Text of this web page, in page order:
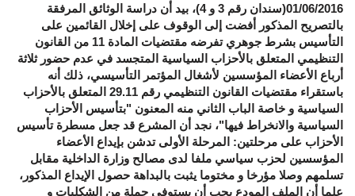
01/06/2016(سندان رقم 3 و 4)، بيد أن دراسة الوثائق المرفقة
بالتصريح المذكور أفضت إلى الوقوف على إخلال القائمين على
التأسيس بشرط جوهري تفرضه مقتضيات المادة 11 من القانون
التنظيمي المتعلق بالأحزاب السياسية المتجسد في عدم حضور ثلاثة
أرباع الأعضاء المؤسسين لأشغال المؤتمر التأسيسي، ذلك أنه
باستقراء مقتضيات القانون التنظيمي رقم 29.11 المتعلق بالأحزاب
السياسية و خاصة الباب الثاني منه المعنون "بتأسيس الأحزاب
السياسية والانخراط فيها"، نجد أن المشرع قد جعل مسطرة تأسيس
الأحزاب على مرحلتين: المرحلة الأولى تدشن بإيداع الأعضاء
المؤسسين لحزب سياسي ملفا لدى مصالح وزارة الداخلية مقابل
تسلمهم وصلا مؤرخا و مختوما يثبت بالبداهة حصول الإيداع المذكور،
علما أن الملف المودع يجب أن يستوفي جملة من الشكليات و